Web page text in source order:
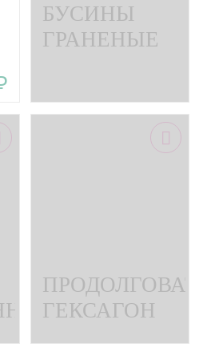
БУСИНЫ
ГРАНЕНЫЕ
ГЕКСАГОН